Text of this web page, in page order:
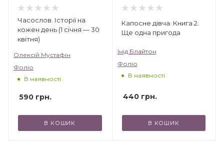
Часослов. Історії на
кожен день (1 січня — 30
квітня)
Олексій Мустафін
Фоліо
В наявності
590 грн.
В КОШИК
Капосне дівча. Книга 2.
Ще одна пригода
Інід Блайтон
Фоліо
В наявності
440грн.
В КОШИК